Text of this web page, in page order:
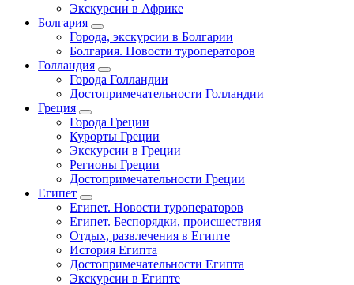
Экскурсии в Африке
Болгария
Города, экскурсии в Болгарии
Болгария. Новости туроператоров
Голландия
Города Голландии
Достопримечательности Голландии
Греция
Города Греции
Курорты Греции
Экскурсии в Греции
Регионы Греции
Достопримечательности Греции
Египет
Египет. Новости туроператоров
Египет. Беспорядки, происшествия
Отдых, развлечения в Египте
История Египта
Достопримечательности Египта
Экскурсии в Египте